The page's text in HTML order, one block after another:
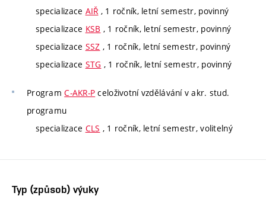
specializace AIŘ , 1 ročník, letní semestr, povinný
specializace KSB , 1 ročník, letní semestr, povinný
specializace SSZ , 1 ročník, letní semestr, povinný
specializace STG , 1 ročník, letní semestr, povinný
ProgramC-AKR-P celoživotní vzdělávání v akr. stud.
programu
specializace CLS , 1 ročník, letní semestr, volitelný
Typ (způsob) výuky